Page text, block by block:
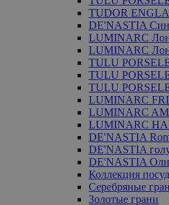
TUDOR
DE'NASTIA
LUMINARC
LUMINARC
TULU
TULU
TULU
LUMINARC
LUMINARC
LUMINARC
DE'NASTIA
DE'NASTIA
DE'NASTIA
Коллекция
Серебряные
Золотые грани